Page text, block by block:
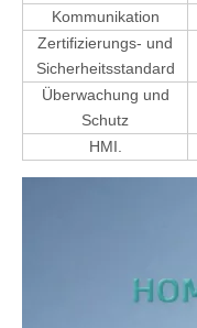
Kommunikation
Zertifizierungs- und
Sicherheitsstandard
Überwachung und
Schutz
HMI.